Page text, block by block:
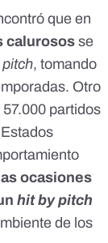
que en
calurosos se
pitch, tomando
Otro
partidos
ocasiones
hit by pitch
de los